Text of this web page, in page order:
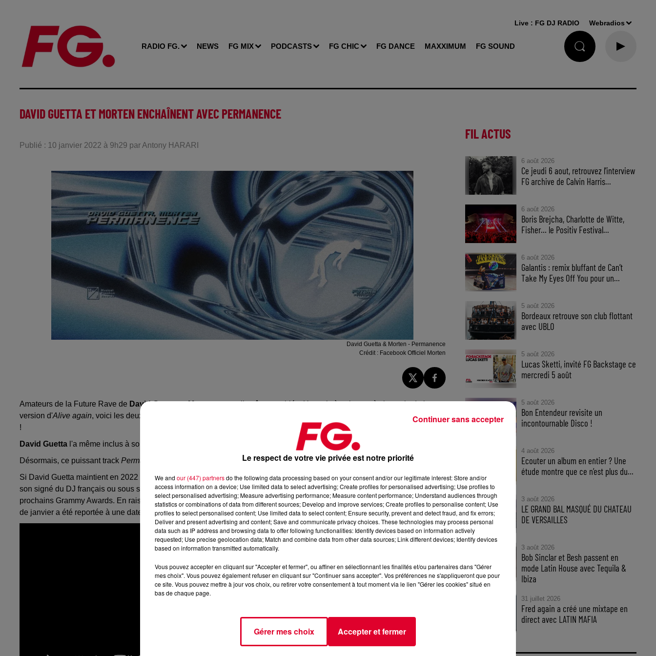
RADIO FG. NEWS FG MIX PODCASTS FG CHIC FG DANCE MAXXIMUM FG SOUND
Live : FG DJ RADIO Webradios
DAVID GUETTA ET MORTEN ENCHAÎNENT AVEC PERMANENCE
Publié : 10 janvier 2022 à 9h29 par Antony HARARI
David Guetta & Morten - Permanence
Crédit : Facebook Officiel Morten
Amateurs de la Future Rave de David Guetta et Morten
version d'Alive again, voici les deux grands copains de retour avec un titre qu'ils ont déjà joué quelques fois :
Permanence
!
David Guetta l'a même inclus à son récent set du 31 décembre
depuis le Louvre Abu Dhabi.
Désormais, ce puissant track Permanence
fait l'objet d'une release officielle sur Musical Freedom, le label de Tiësto.
Si David Guetta maintient en 2022 le même rythme de sorties que l'an dernier, on devrait rapidement voir venir un nouveau
son signé du DJ français ou sous son alias Jack Back. En revanche, il faudra patienter pour savoir s'il est distingué aux
prochains Grammy Awards. En raison de la nouvelle vague de Covid, la cérémonie qui devait se dérouler à la fin du mois
de janvier a été reportée à une date pour le moment non définie.
FIL ACTUS
6 août 2026
Ce jeudi 6 aout, retrouvez l'interview
FG archive de Calvin Harris...
6 août 2026
Boris Brejcha, Charlotte de Witte,
Fisher… le Positiv Festival...
6 août 2026
Galantis : remix bluffant de Can’t
Take My Eyes Off You pour un...
5 août 2026
Bordeaux retrouve son club flottant
avec UBLO
5 août 2026
Lucas Sketti, invité FG Backstage ce
mercredi 5 août
5 août 2026
Bon Entendeur revisite un
incontournable Disco !
4 août 2026
Ecouter un album en entier ? Une
étude montre que ce n’est plus du...
3 août 2026
LE GRAND BAL MASQUÉ DU CHATEAU
DE VERSAILLES
3 août 2026
Bob Sinclar et Besh passent en
mode Latin House avec Tequila &
Ibiza
31 juillet 2026
Fred again a créé une mixtape en
direct avec LATIN MAFIA
Le respect de votre vie privée est notre priorité
We and our (447) partnersdo the following data processing based on your consent and/or our legitimate interest: Store and/or
access information on a device; Use limited data to select advertising; Create profiles for personalised advertising; Use profiles to
select personalised advertising; Measure advertising performance; Measure content performance; Understand audiences through
statistics or combinations of data from different sources; Develop and improve services; Create profiles to personalise content; Use
profiles to select personalised content; Use limited data to select content; Ensure security, prevent and detect fraud, and fix errors;
Deliver and present advertising and content; Save and communicate privacy choices. These technologies may process personal
data such as IP address and browsing data to offer following functionalities: Identify devices based on information actively
requested; Use precise geolocation data; Match and combine data from other data sources; Link different devices; Identify devices
based on information transmitted automatically.
Vous pouvez accepter en cliquant sur "Accepter et fermer", ou affiner en sélectionnant les finalités et/ou partenaires dans "Gérer
mes choix". Vous pouvez également refuser en cliquant sur "Continuer sans accepter". Vos préférences ne s'appliqueront que pour
ce site. Vous pouvez mettre à jour vos choix, ou retirer votre consentement à tout moment via le lien "Gérer les cookies" situé en
bas de chaque page.
Gérer mes choix Accepter et fermer
Continuer sans accepter